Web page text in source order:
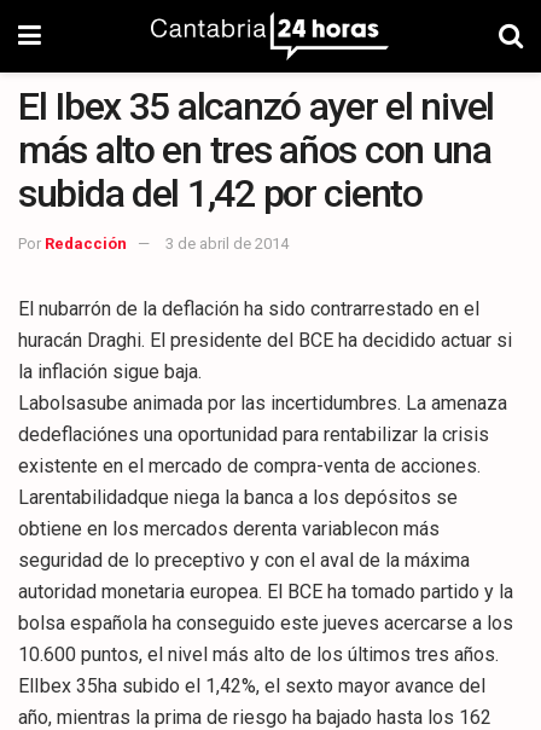
El Ibex 35 alcanzó ayer el nivel
más alto en tres años con una
subida del 1,42 por ciento
Por Redacción 3 de abril de 2014
El nubarrón de la deflación ha sido contrarrestado en el
huracán Draghi. El presidente del BCE ha decidido actuar si
la inflación sigue baja.
Labolsasube animada por las incertidumbres. La amenaza
dedeflaciónes una oportunidad para rentabilizar la crisis
existente en el mercado de compra-venta de acciones.
Larentabilidadque niega la banca a los depósitos se
obtiene en los mercados derenta variablecon más
seguridad de lo preceptivo y con el aval de la máxima
autoridad monetaria europea. El BCE ha tomado partido y la
bolsa española ha conseguido este jueves acercarse a los
10.600 puntos, el nivel más alto de los últimos tres años.
ElIbex 35ha subido el 1,42%, el sexto mayor avance del
año, mientras la prima de riesgo ha bajado hasta los 162